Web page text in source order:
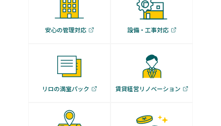
安心の管理対応 設備・工事対応
リロの満室パック 賃貸経営リノベーション